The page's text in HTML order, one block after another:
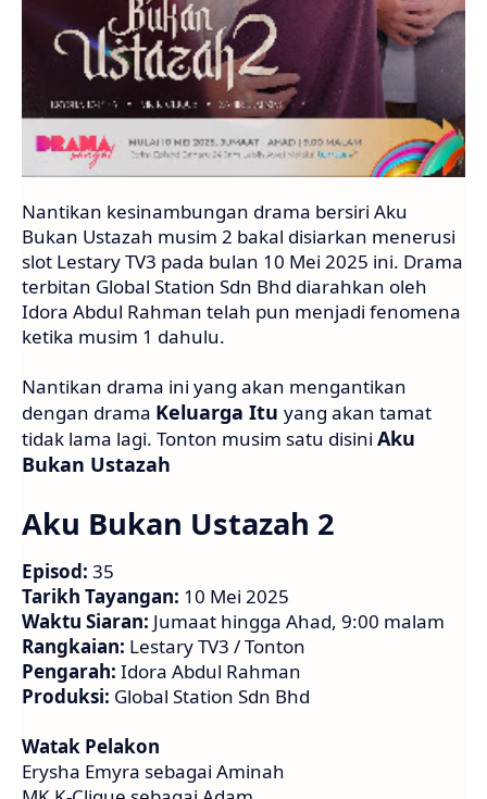
Nantikan kesinambungan drama bersiri Aku
Bukan Ustazah musim 2 bakal disiarkan menerusi
slot Lestary TV3 pada bulan 10 Mei 2025 ini. Drama
terbitan Global Station Sdn Bhd diarahkan oleh
Idora Abdul Rahman telah pun menjadi fenomena
ketika musim 1 dahulu.
Nantikan drama ini yang akan mengantikan
dengan drama Keluarga Itu yang akan tamat
tidak lama lagi. Tonton musim satu disini Aku
Bukan Ustazah
Aku Bukan Ustazah 2
Episod: 35
Tarikh Tayangan: 10 Mei 2025
Waktu Siaran: Jumaat hingga Ahad, 9:00 malam
Rangkaian: Lestary TV3 / Tonton
Pengarah: Idora Abdul Rahman
Produksi: Global Station Sdn Bhd
Watak Pelakon
Erysha Emyra sebagai Aminah